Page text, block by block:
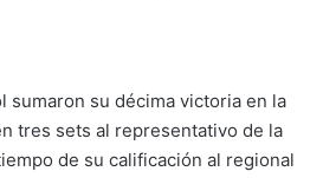
sumaron su décima victoria en la
tres sets al representativo de la
de su calificación al regional